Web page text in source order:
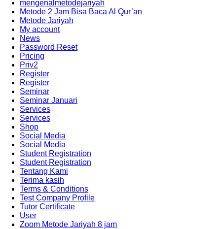
mengenalmetodejariyah
Metode 2 Jam Bisa Baca Al Qur’an
Metode Jariyah
My account
News
Password Reset
Pricing
Priv2
Register
Register
Seminar
Seminar Januari
Services
Services
Shop
Social Media
Social Media
Student Registration
Student Registration
Tentang Kami
Terima kasih
Terms & Conditions
Test Company Profile
Tutor Certificate
User
Zoom Metode Jariyah 8 jam